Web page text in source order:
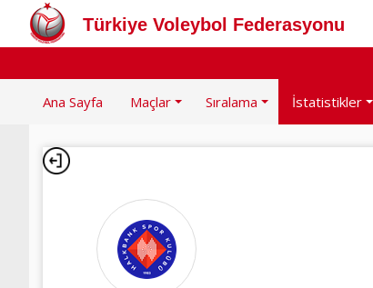
Türkiye Voleybol Federasyonu
Ana Sayfa Maçlar Sıralama İstatistikler